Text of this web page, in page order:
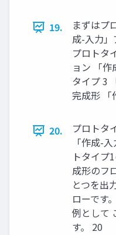
19.
まずはプ
成-入力」
プロトタ
ョン 「
タイプ 3
完成形 「
20.
プロトタ
「作成-
トタイプ
成形のフ
とつを出
ローです
例として
す。 20